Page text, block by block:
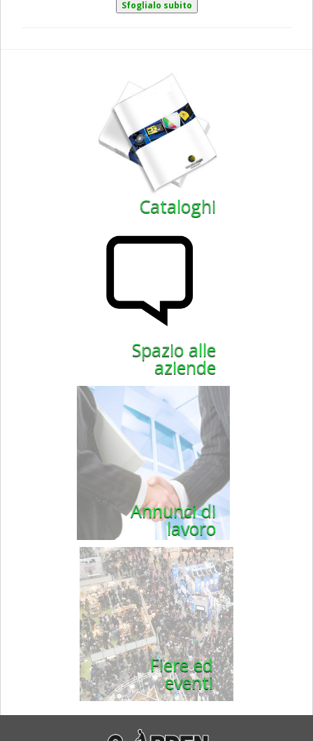
Cataloghi
Spazio alle
aziende
Annunci di
lavoro
Fiere ed
eventi